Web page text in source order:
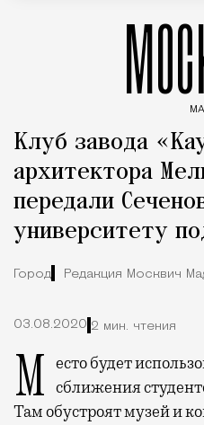
Клуб завода
архитектора
передали
университету
Город Редакция Москвич
03.08.2020 2 мин. чтения
Место будет использоваться как центр сближения
Там обустроят музей и